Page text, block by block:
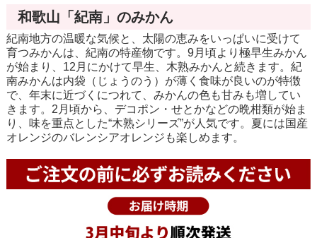
和歌山「紀南」のみかん
紀南地方の温暖な気候と、太陽の恵みをいっぱいに受けて
育つみかんは、紀南の特産物です。9月頃より極早生みかん
が始まり、12月にかけて早生、木熟みかんと続きます。紀
南みかんは内袋（じょうのう）が薄く食味が良いのが特徴
で、年末に近づくにつれて、みかんの色も甘みも増してい
きます。2月頃から、デコポン・せとかなどの晩柑類が始ま
り、味を重点とした“木熟シリーズ”が人気です。夏には国産
オレンジのバレンシアオレンジも楽しめます。